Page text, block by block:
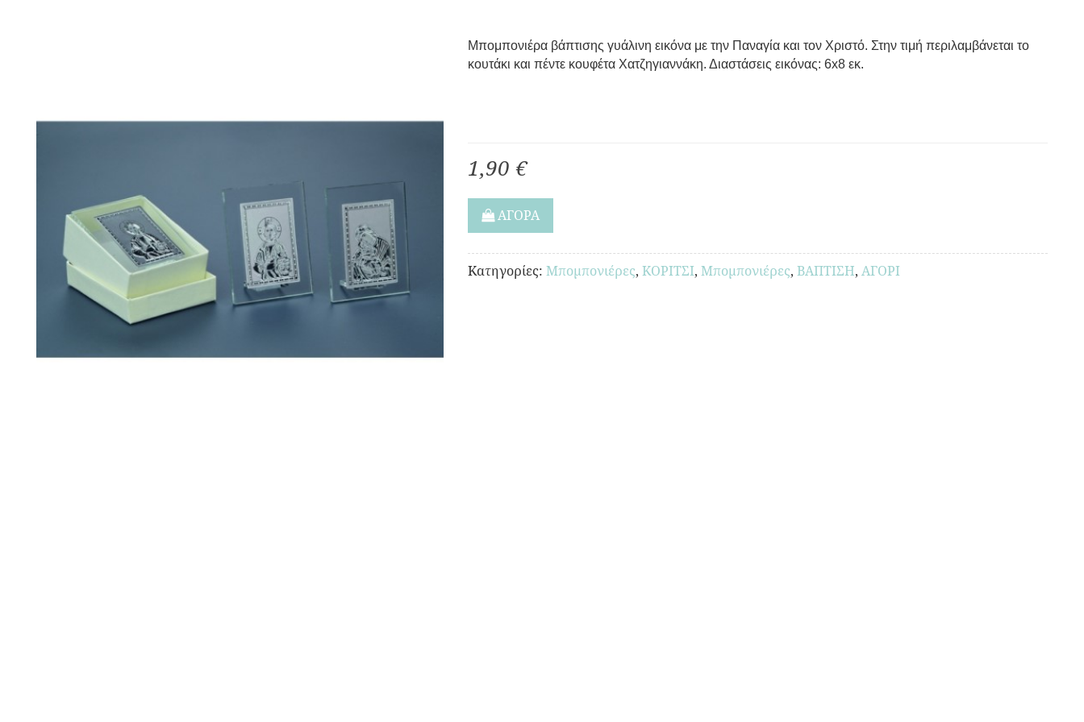
Μπομπονιέρα βάπτισης γυάλινη εικόνα με την Παναγία και τον Χριστό. Στην τιμή περιλαμβάνεται το
κουτάκι και πέντε κουφέτα Χατζηγιαννάκη. Διαστάσεις εικόνας: 6x8 εκ.
1,90 €
ΑΓΟΡΑ
Κατηγορίες: Μπομπονιέρες, ΚΟΡΙΤΣΙ, Μπομπονιέρες, ΒΑΠΤΙΣΗ, ΑΓΟΡΙ